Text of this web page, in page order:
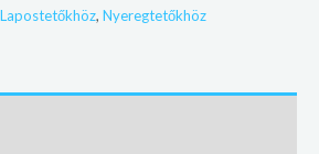
Lapostetőkhöz, Nyeregtetőkhöz